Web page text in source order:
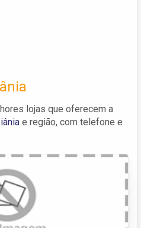
lojas que oferecem a
e região, com telefone e